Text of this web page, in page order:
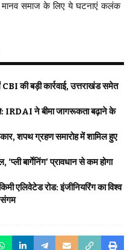
मानव समाज के लिए ये घटनाएं कलंक
की बड़ी कार्रवाई, उत्तराखंड समेत
IRDAI ने बीमा जागरूकता बढ़ाने के
शपथ ग्रहण समारोह में शामिल हुए
बार्गेनिंग’ प्रावधान से कम होगा
एलिवेटेड रोड: इंजीनियरिंग का विश्व
संगम